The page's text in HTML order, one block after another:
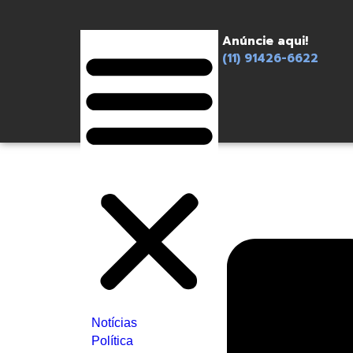
Notícias
Política
Anúncie aqui!
(11) 91426-6622